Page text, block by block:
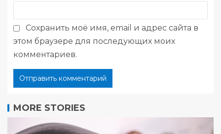
Сохранить моё имя, email и адрес сайта в
этом браузере для последующих моих
комментариев.
MORE STORIES